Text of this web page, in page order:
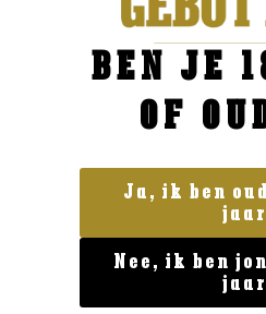
Land van herkomst
Ardbeg 14yo Anthology
144,99
BEN JE
OF
Ja, ik ben
jaar
Nee, ik ben
jaar